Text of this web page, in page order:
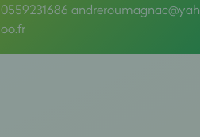
0559231686 andreroumagnac@yah
oo.fr